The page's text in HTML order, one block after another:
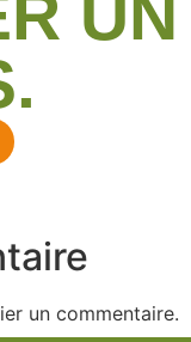
UN
un commentaire.